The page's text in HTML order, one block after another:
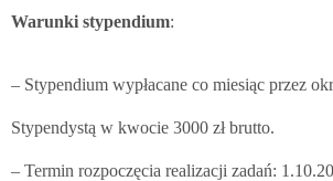
Warunki stypendium:
– Stypendium wypłacane co miesiąc przez
Stypendystą w kwocie 3000 zł brutto.
– Termin rozpoczęcia realizacji zadań: